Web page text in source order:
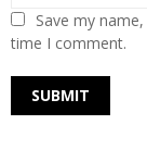
Save my
time I comment.